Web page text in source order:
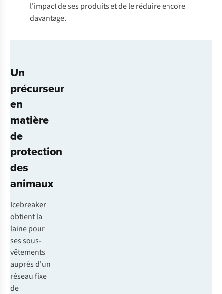
l'impact de ses produits et de le réduire encore
davantage.
Un
précurseur
en
matière
de
protection
des
animaux
Icebreaker
obtient la
laine pour
ses sous-
vêtements
auprès d'un
réseau fixe
de